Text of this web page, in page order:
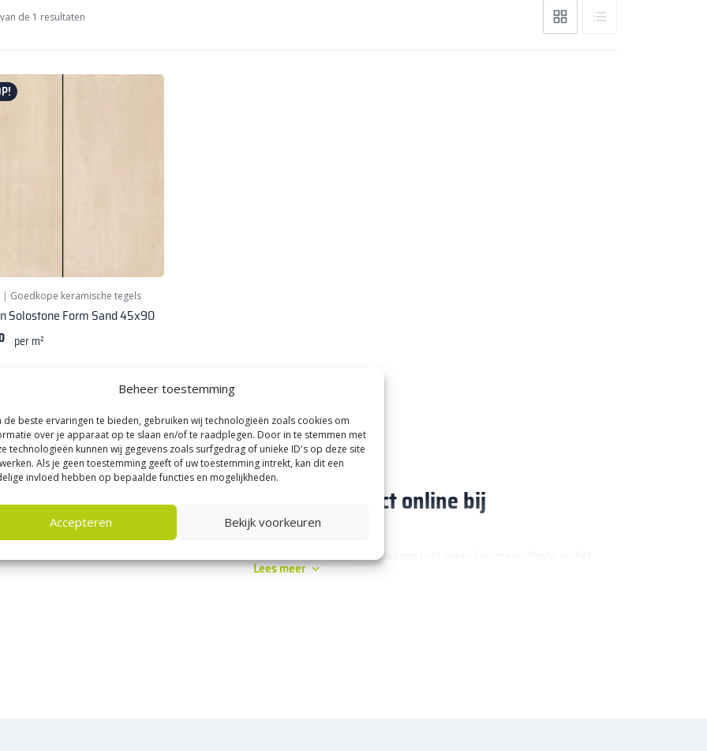
Beheer toestemming
de beste ervaringen te bieden, gebruiken wij technologieën zoals cookies om
over je apparaat op te slaan en/of te raadplegen. Door in te stemmen met
technologieën kunnen wij gegevens zoals surfgedrag of unieke ID's op deze site
Als je geen toestemming geeft of uw toestemming intrekt, kan dit een
invloed hebben op bepaalde functies en mogelijkheden.
Accepteren Bekijk voorkeuren
van de 1 resultaten
| Goedkope keramische tegels
Solostone Form Sand 45x90
per m²
tegels 90×45 kopen? Bestel direct online bij
tegels 90×45 zijn ideaal als je een exclusief terras of tuinpad wilt aanleggen met meer lijn, meer diepte en het
Sierbestratingsmarktbestel je keramische tegels 90×45 eenvoudig online, met
Lees meer